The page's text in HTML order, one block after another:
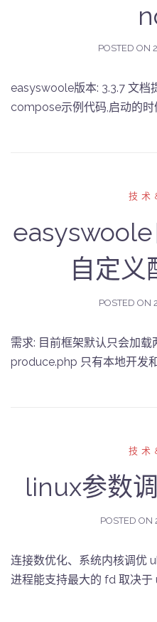
POSTED ON
easyswoole版本: 3.3.7 文档
compose示例代码,启动的时
技术
自定义
POSTED ON
需求: 目前框架默认只会加
produce.php 只有本地开发
技术
linux参数
POSTED ON
连接数优化、系统内核调优
进程能支持最大的 fd 取决于